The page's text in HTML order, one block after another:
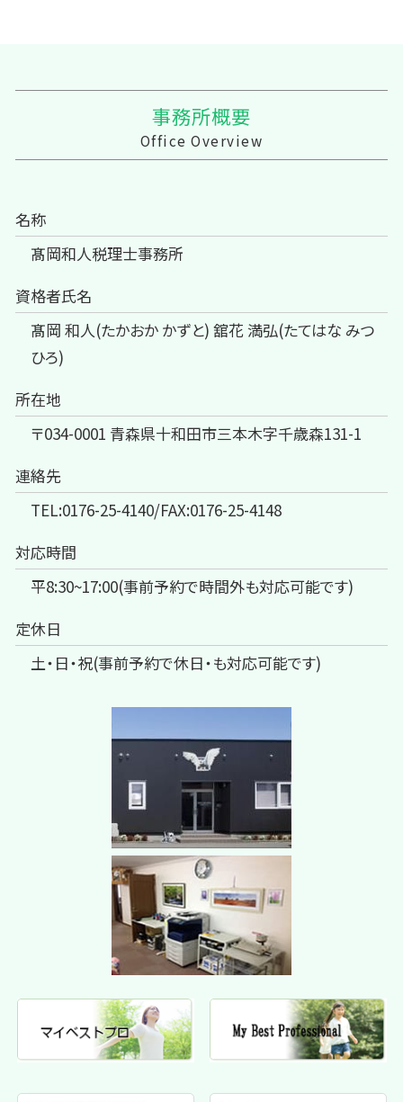
事務所概要
Office Overview
名称
髙岡和人税理士事務所
資格者氏名
髙岡 和人(たかおか かずと) 舘花 満弘(たてはな みつ
ひろ)
所在地
〒034-0001 青森県十和田市三本木字千歳森131-1
連絡先
TEL:0176-25-4140/FAX:0176-25-4148
対応時間
平8:30~17:00(事前予約で時間外も対応可能です)
定休日
土・日・祝(事前予約で休日・も対応可能です)